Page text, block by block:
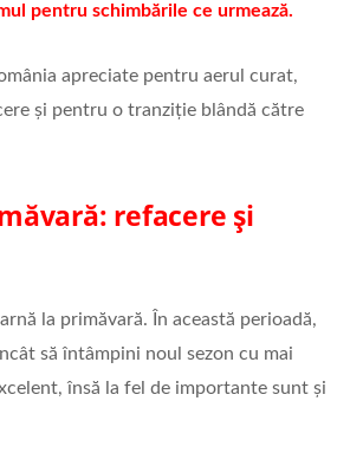
pentru schimbările ce urmează.
apreciate pentru aerul curat,
și pentru o tranziție blândă către
refacere și
la primăvară. În această perioadă,
să întâmpini noul sezon cu mai
însă la fel de importante sunt și